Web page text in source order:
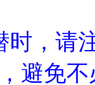
时，请
避免